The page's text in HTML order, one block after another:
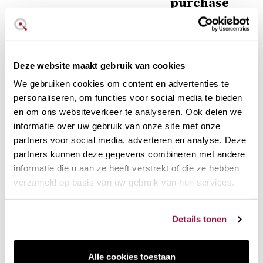
Deze website maakt gebruik van cookies
We gebruiken cookies om content en advertenties te
personaliseren, om functies voor social media te bieden
en om ons websiteverkeer te analyseren. Ook delen we
informatie over uw gebruik van onze site met onze
partners voor social media, adverteren en analyse. Deze
partners kunnen deze gegevens combineren met andere
informatie die u aan ze heeft verstrekt of die ze hebben
verzameld op basis van uw gebruik van hun services.
Details tonen
Alle cookies toestaan
Choose the most
confortable fee for you
Praktische draagtas voor Nordic
Ware mallen
Kies deze praktische Nordic Ware katoenen tas als
accessoire voor het vervoeren van uw Nordic Ware mallen.
Voor het vervoeren van 1 of 2 mallen en accessoires
Koordsluiting
Afmeting: 43 cm. lengte x 36 cm.
In bedrukt katoen
Een fantastisch cadeau voor elke
De Nordic Ware katoenen tas heeft een vintage ontwerp en